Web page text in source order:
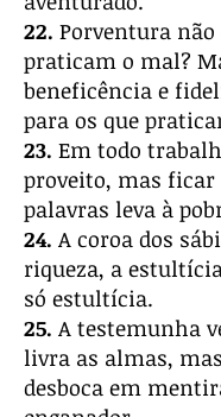
22. Porventura
praticam o mal?
beneficência e
para os que
23. Em todo
proveito, mas ficar
palavras leva à
24. A coroa dos
riqueza, a
só estultícia.
25. A testemunha
livra as almas,
desboca em